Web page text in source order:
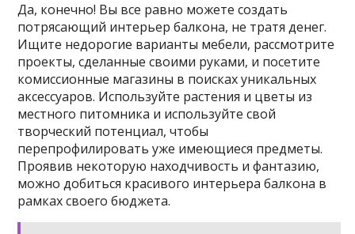
Да, конечно! Вы все равно можете создать
потрясающий интерьер балкона, не тратя денег.
Ищите недорогие варианты мебели, рассмотрите
проекты, сделанные своими руками, и посетите
комиссионные магазины в поисках уникальных
аксессуаров. Используйте растения и цветы из
местного питомника и используйте свой
творческий потенциал, чтобы
перепрофилировать уже имеющиеся предметы.
Проявив некоторую находчивость и фантазию,
можно добиться красивого интерьера балкона в
рамках своего бюджета.